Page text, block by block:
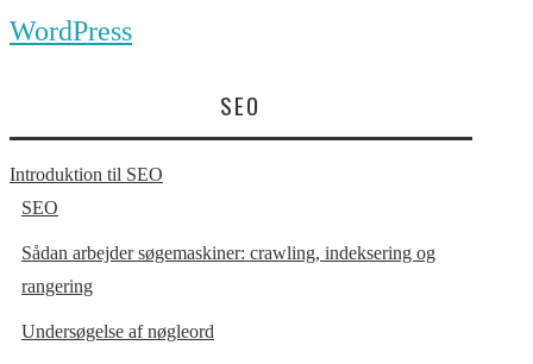
WordPress
SEO
Introduktion til SEO
SEO
Sådan arbejder søgemaskiner: crawling, indeksering og
rangering
Undersøgelse af nøgleord